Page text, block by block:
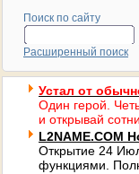
Поиск по сайту
Расширенный поиск
Устал от
Один герой.
и открывай
L2NAME.COM
Открытие 24
функциями.